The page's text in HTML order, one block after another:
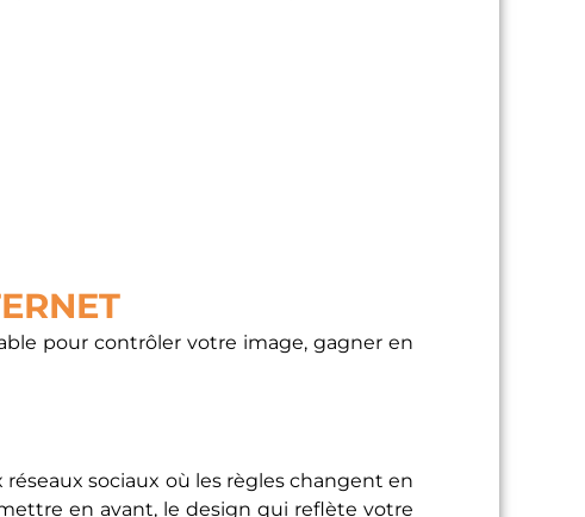
pour contrôler votre image, gagner en
réseaux sociaux où les règles changent en
en avant, le design qui reflète votre